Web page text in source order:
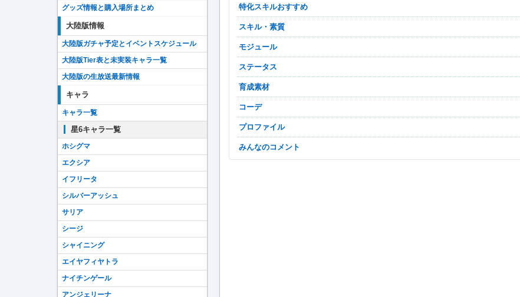
特化スキルおすすめ
スキル・素質
モジュール
ステータス
育成素材
コーデ
プロファイル
みんなのコメント
グッズ情報と購入場所まとめ
大陸版情報
大陸版ガチャ予定とイベントスケジュール
大陸版Tier表と未実装キャラ一覧
大陸版の生放送最新情報
キャラ
キャラ一覧
星6キャラ一覧
ホシグマ
エクシア
イフリータ
シルバーアッシュ
サリア
シージ
シャイニング
エイヤフィヤトラ
ナイチンゲール
アンジェリーナ